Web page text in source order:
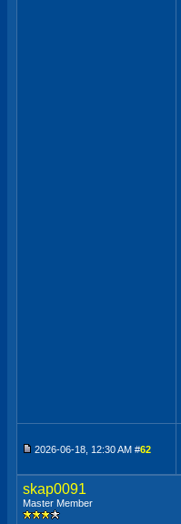
2026-06-18, 12:30 AM #62
skap0091
Master Member